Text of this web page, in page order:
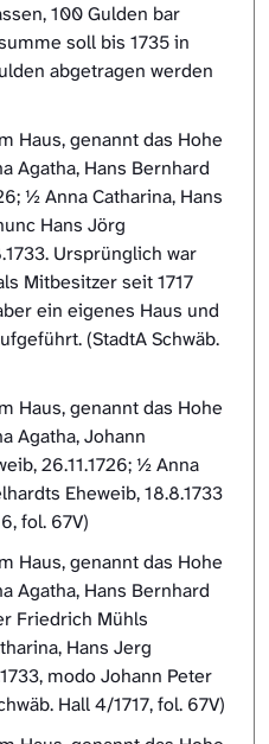
100 Gulden bar
soll bis 1735 in
abgetragen werden
Haus, genannt das Hohe
Agatha, Hans Bernhard
½ Anna Catharina, Hans
Hans Jörg
Ursprünglich war
Mitbesitzer seit 1717
ein eigenes Haus und
(StadtA Schwäb.
Haus, genannt das Hohe
Agatha, Johann
26.11.1726; ½ Anna
Eheweib, 18.8.1733
fol. 67V)
Haus, genannt das Hohe
Agatha, Hans Bernhard
Friedrich Mühls
Hans Jerg
modo Johann Peter
Hall 4/1717, fol. 67V)